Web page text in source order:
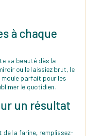
à chaque
sa beauté dès la
ou le laissiez brut, le
parfait pour les
le quotidien.
un résultat
de la farine, remplissez-